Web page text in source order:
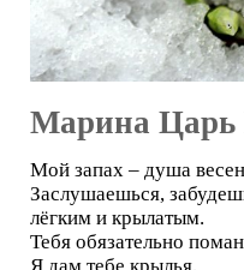
Марина Царь
Мой запах – душа
Заслушаешься,
лёгким и крылатым.
Тебя обязательно